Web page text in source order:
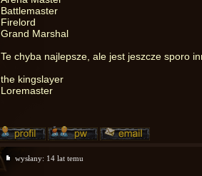
Battlemaster
Firelord
Grand Marshal
Te chyba najlepsze, ale jest jeszcze sporo
the kingslayer
Loremaster
wysłany: 14 lat temu